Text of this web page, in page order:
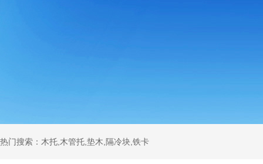
热门搜索：木托,木管托,垫木,隔冷块,铁卡